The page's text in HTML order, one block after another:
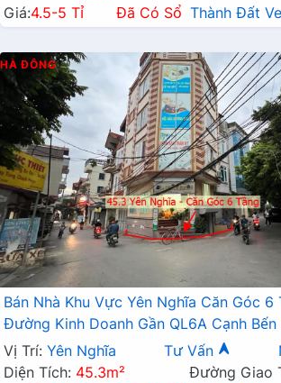
Giá:4.5-5 Tỉ Đã Có Sổ Thành Đất
HÀ ĐÔNG
Bán Nhà Khu Vực Yên Nghĩa Căn Góc 6
Đường Kinh Doanh Gần QL6A Cạnh Bến
Vị Trí: Yên Nghĩa Tư Vấn
Diện Tích: 45.3m²
Đường Giao